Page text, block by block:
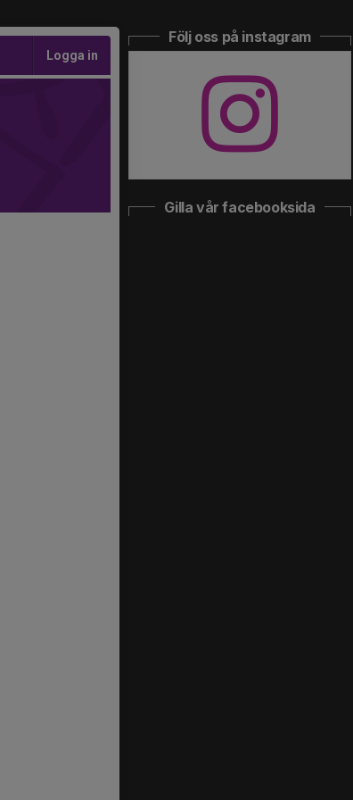
Logga in
Följ oss på instagram
Gilla vår facebooksida